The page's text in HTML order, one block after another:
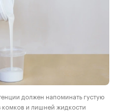
должен напоминать густую
и лишней жидкости